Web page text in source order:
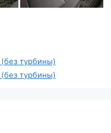
турбины)
турбины)